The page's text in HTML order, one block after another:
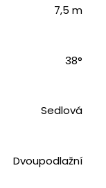
7,5 m
38°
Sedlová
Dvoupodlažní